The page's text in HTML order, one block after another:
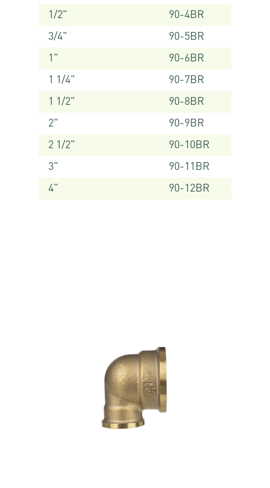
1/2"
90-4BR
3/4"
90-5BR
1"
90-6BR
1 1/4"
90-7BR
1 1/2"
90-8BR
2"
90-9BR
2 1/2"
90-10BR
3"
90-11BR
4"
90-12BR